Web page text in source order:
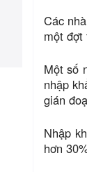
Các
một đợt
Một số
nhập
gián
Nhập
hơn